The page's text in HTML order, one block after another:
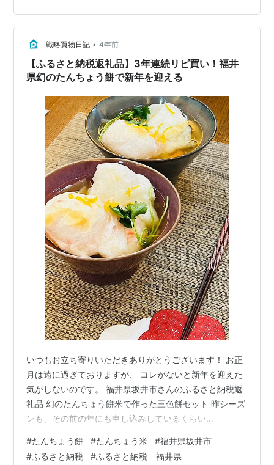
戦略買物日記 • 4年前
【ふるさと納税返礼品】3年連続リピ買い！福井
県幻のたんちょう餅で新年を迎える
いつもお立ち寄りいただきありがとうございます！ お正
月は遠に過ぎておりますが、 コレがないと新年を迎えた
気がしないのです。 福井県坂井市さんのふるさと納税返
礼品 幻のたんちょう餅米で作った三色餅セット 昨シーズ
ンも、その前の年にも申し込みしているくらい
そうなお餅 白のプレーン丸餅 海老の丸餅 蓬餅の丸餅 紅
白餅で縁起良く 焼き立て餅のお雑煮 コシがしっかりして
#たんちょう餅 #たんちょう米 #福井県坂井市
#ふるさと納税 #ふるさと納税 福井県